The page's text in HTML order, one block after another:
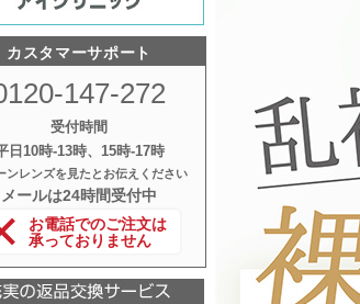
カスタマーサポート
147-272
受付時間
日10時‐13時、15時‐17時
ンレンズを見たとお伝えください
メールは24時間受付中
お電話でのご注文は
承っておりません